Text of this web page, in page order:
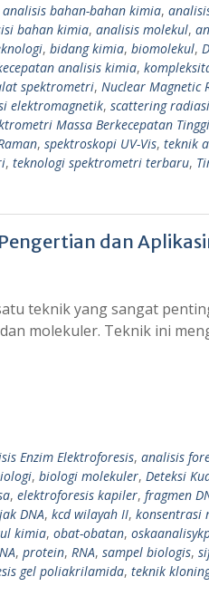
analisis bahan-bahan kimia,
bahan kimia, analisis molekul,
, bidang kimia, biomolekul,
analisis kimia,
spektrometri, Nuclear Magnetic
elektromagnetik, scattering radiasi
Massa Berkecepatan Tinggi
, spektroskopi UV-Vis, teknik
, teknologi spektrometri terbaru,
dan
teknik yang sangat
molekuler. Teknik ini
Enzim Elektroforesis, analisis
, biologi molekuler, Deteksi
, elektroforesis kapiler, fragmen
DNA, kcd wilayah II, konsentrasi
kimia, obat-obatan,
, protein, RNA, sampel biologis,
gel poliakrilamida, teknik